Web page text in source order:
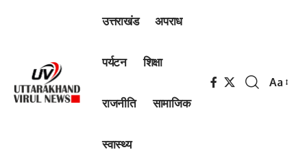
उत्तराखंड अपराध
पर्यटन शिक्षा
राजनीति सामाजिक
स्वास्थ्य
Font
Aa